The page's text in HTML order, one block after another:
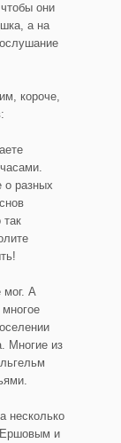
они
а на
короче,
о разных
мог. А
Многие из
несколько
Ершовым и